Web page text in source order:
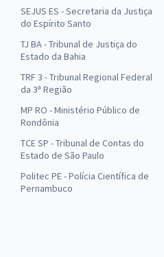
SEJUS ES - Secretaria da Justiça
do Espírito Santo
TJ BA - Tribunal de Justiça do
Estado da Bahia
TRF 3 - Tribunal Regional Federal
da 3ª Região
MP RO - Ministério Público de
Rondônia
TCE SP - Tribunal de Contas do
Estado de São Paulo
Politec PE - Polícia Científica de
Pernambuco